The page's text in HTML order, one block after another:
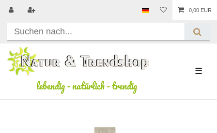
0,00 EUR
lebendig-natürlich-trendig
☰